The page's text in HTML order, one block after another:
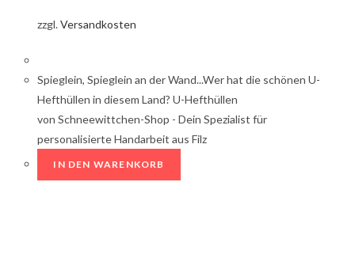
zzgl.Versandkosten
Spieglein, Spieglein an der Wand...Wer hat die schönen U-
Hefthüllen in diesem Land? U-Hefthüllen
von Schneewittchen-Shop - Dein Spezialist für
personalisierte Handarbeit aus Filz
IN DEN WARENKORB